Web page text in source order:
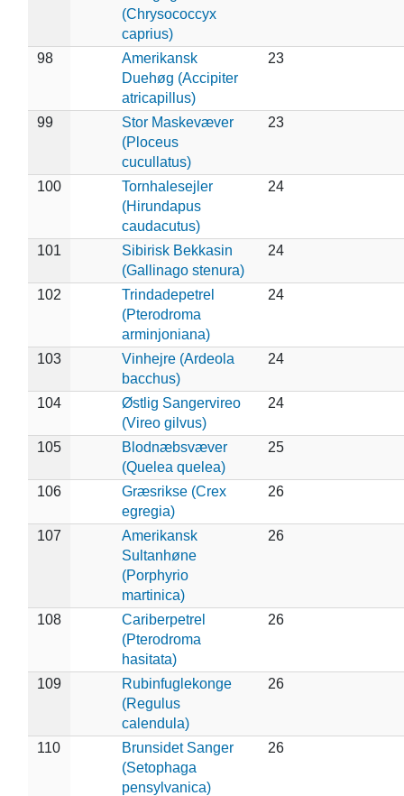
(Chrysococcyx
caprius)
98
Amerikansk
Duehøg (Accipiter
atricapillus)
23
99
Stor Maskevæver
(Ploceus
cucullatus)
23
100
Tornhalesejler
(Hirundapus
caudacutus)
24
101
Sibirisk Bekkasin
(Gallinago stenura)
24
102
Trindadepetrel
(Pterodroma
arminjoniana)
24
103
Vinhejre (Ardeola
bacchus)
24
104
Østlig Sangervireo
(Vireo gilvus)
24
105
Blodnæbsvæver
(Quelea quelea)
25
106
Græsrikse (Crex
egregia)
26
107
Amerikansk
Sultanhøne
(Porphyrio
martinica)
26
108
Cariberpetrel
(Pterodroma
hasitata)
26
109
Rubinfuglekonge
(Regulus
calendula)
26
110
Brunsidet Sanger
(Setophaga
pensylvanica)
26